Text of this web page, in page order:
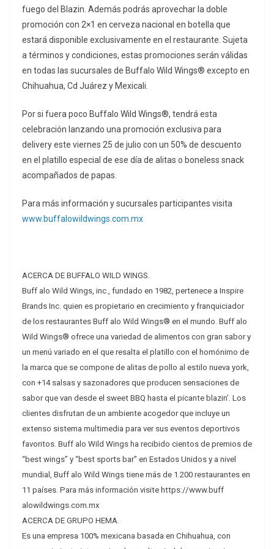
fuego del Blazin. Además podrás aprovechar la doble
promoción con 2×1 en cerveza nacional en botella que
estará disponible exclusivamente en el restaurante. Sujeta
a términos y condiciones, estas promociones serán válidas
en todas las sucursales de Buffalo Wild Wings® excepto en
Chihuahua, Cd Juárez y Mexicali.
Por si fuera poco Buffalo Wild Wings®, tendrá esta
celebración lanzando una promoción exclusiva para
delivery este viernes 25 de julio con un 50% de descuento
en el platillo especial de ese día de alitas o boneless snack
acompañados de papas.
Para más información y sucursales participantes visita
www.buffalowildwings.com.mx
ACERCA DE BUFFALO WILD WINGS.
Buff alo Wild Wings, inc., fundado en 1982, pertenece a Inspire
Brands Inc. quien es propietario en crecimiento y franquiciador
de los restaurantes Buff alo Wild Wings® en el mundo. Buff alo
Wild Wings® ofrece una variedad de alimentos con gran sabor y
un menú variado en el que resalta el platillo con el homónimo de
la marca que se compone de alitas de pollo al estilo nueva york,
con +14 salsas y sazonadores que producen sensaciones de
sabor que van desde el sweet BBQ hasta el picante blazin’. Los
clientes disfrutan de un ambiente acogedor que incluye un
extenso sistema multimedia para ver sus eventos deportivos
favoritos. Buff alo Wild Wings ha recibido cientos de premios de
“best wings” y “best sports bar” en Estados Unidos y a nivel
mundial, Buff alo Wild Wings tiene más de 1.200 restaurantes en
11 países. Para más información visite https://www.buff
alowildwings.com.mx
ACERCA DE GRUPO HEMA.
Es una empresa 100% mexicana basada en Chihuahua, con